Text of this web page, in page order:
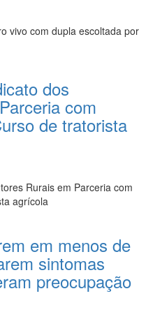
vivo com dupla escoltada por
dos
com
de tratorista
Rurais em Parceria com
agrícola
em menos de
sintomas
preocupação